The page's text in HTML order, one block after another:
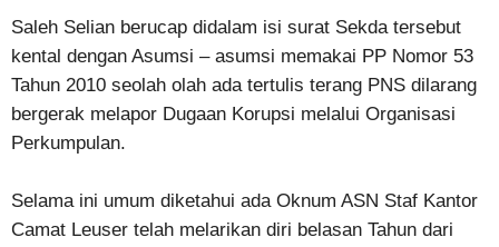
Saleh Selian berucap didalam isi surat Sekda tersebut
kental dengan Asumsi – asumsi memakai PP Nomor 53
Tahun 2010 seolah olah ada tertulis terang PNS dilarang
bergerak melapor Dugaan Korupsi melalui Organisasi
Perkumpulan.
Selama ini umum diketahui ada Oknum ASN Staf Kantor
Camat Leuser telah melarikan diri belasan Tahun dari